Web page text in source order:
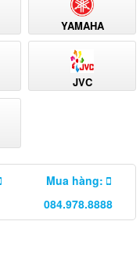
YAMAHA
JVC
Mua hàng:
084.978.8888